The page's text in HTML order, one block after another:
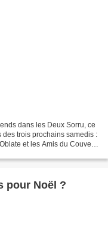
dans les Deux Sorru, ce
trois prochains samedis :
et les Amis du Couvent
pour Noël ?